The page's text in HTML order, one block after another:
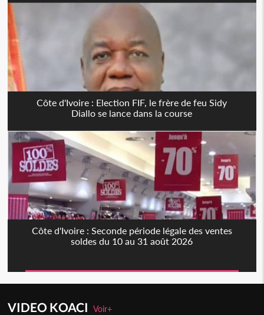
Côte d'Ivoire : Election FIF, le frère de feu Sidy
Diallo se lance dans la course
Côte d'Ivoire : Seconde période légale des ventes
soldes du 10 au 31 août 2026
VIDEO KOACIVoir+